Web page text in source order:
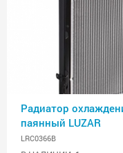
Радиатор
паянный LUZAR
LRC0366B